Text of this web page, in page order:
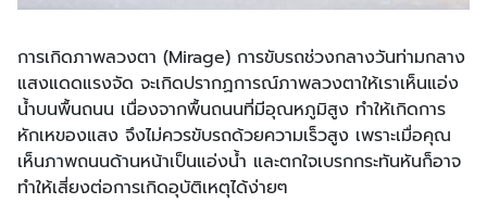
การเกิดภาพลวงตา (Mirage) การขับรถช่วงกลางวันท่ามกลาง
แสงแดดแรงจัด จะเกิดปรากฏการณ์ภาพลวงตาให้เราเห็นแอ่ง
น้ำบนพื้นถนน เนื่องจากพื้นถนนที่มีอุณหภูมิสูง ทำให้เกิดการ
หักเหของแสง จึงไม่ควรขับรถด้วยความเร็วสูง เพราะเมื่อคุณ
เห็นภาพถนนด้านหน้าเป็นแอ่งน้ำ และตกใจเบรกกระทันหันก็อาจ
ทำให้เสี่ยงต่อการเกิดอุบัติเหตุได้ง่ายๆ